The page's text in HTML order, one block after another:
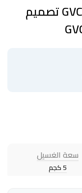
غسالة حوضين 5 كيلو GVC PRO تصميم
سعة الغسيل
5 كجم